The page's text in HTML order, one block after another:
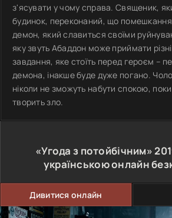
з'ясувати у чому справа. Священик,
будинок, переконаний, що помешкання
демон, який славиться своїми
яку звуть Абаддон може приймати
завдання, яке стоїть перед героєм –
демона, інакше буде дуже погано.
ніколи не зможуть набути спокою, поки
творить зло.
«Угода з потойбічним»
українською онлайн
Дивитися онлайн